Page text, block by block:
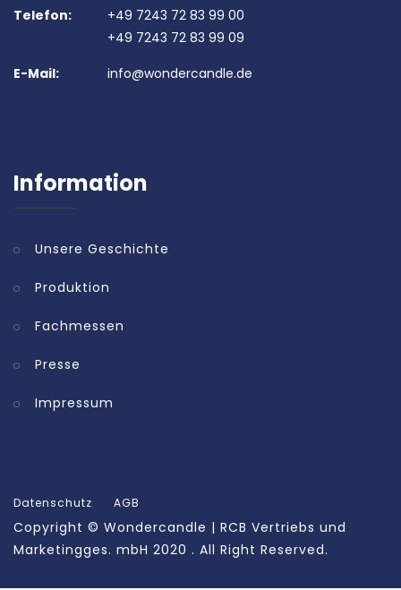
Telefon:
+49 7243 72 83 99 00
+49 7243 72 83 99 09
E-Mail:
info@wondercandle.de
Information
Unsere Geschichte
Produktion
Fachmessen
Presse
Impressum
Datenschutz AGB
Copyright © Wondercandle | RCB Vertriebs und
Marketingges. mbH 2020 . All Right Reserved.